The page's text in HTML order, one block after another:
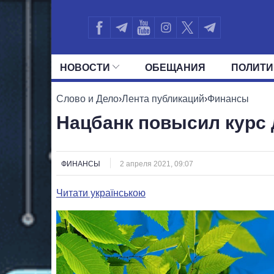
НОВОСТИ ОБЕЩАНИЯ
ВСЕ ПОЛИТИКИ ПРЕЗИДЕНТ И
Слово и Дело›Лента публикаций›Финансы
Нацбанк повысил курс
ФИНАНСЫ 2 апреля 2021, 09:07
Читати українською